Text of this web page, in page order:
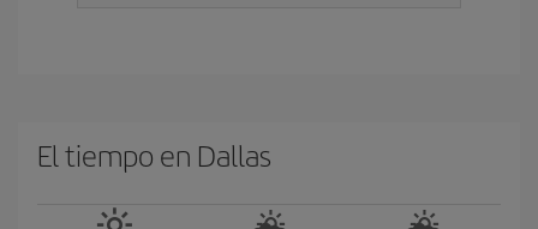
El tiempo en Dallas